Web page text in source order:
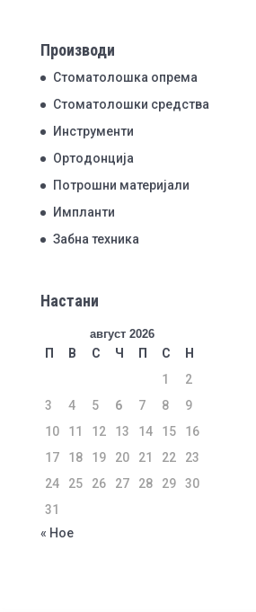
Производи
Стоматолошка опрема
Стоматолошки средства
Инструменти
Ортодонција
Потрошни материјали
Импланти
Забна техника
Настани
август 2026
П В С Ч П С
Н
1
2
3
4 5 6 7 8
9
10
11 12 13 14 15
16
17
18 19 20 21 22
23
24
25 26 27 28 29
30
31
« Ное